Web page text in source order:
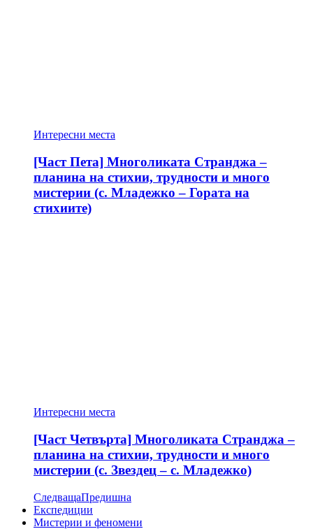
Интересни места
[Част Пета] Многоликата Странджа –
планина на стихии, трудности и много
мистерии (с. Младежко – Гората на
стихиите)
Интересни места
[Част Четвърта] Многоликата Странджа –
планина на стихии, трудности и много
мистерии (с. Звездец – с. Младежко)
СледващаПредишна
Експедиции
Мистерии и феномени